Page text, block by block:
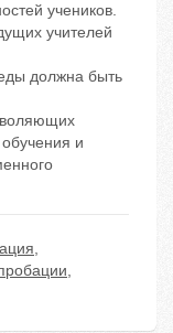
учеников.
учителей
должна быть
и
,
,